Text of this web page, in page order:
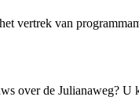
vertrek van
over de Julianaweg?